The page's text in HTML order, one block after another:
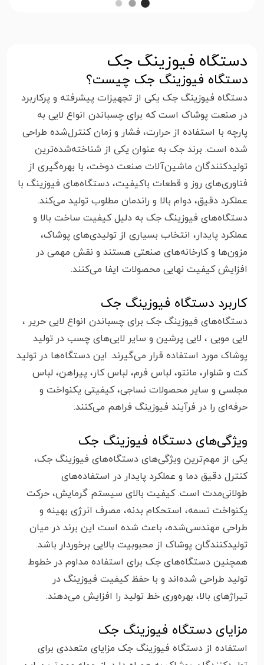
دستگاه فیوزینگ جک
دستگاه فیوزینگ جک چیست؟
دستگاه فیوزینگ جک یکی از تجهیزات پیشرفته و پرکاربرد
در صنعت پوشاک است که برای چسباندن انواع لایی به
پارچه با استفاده از حرارت، فشار و زمان کنترل‌شده طراحی
شده است. برند جک به عنوان یکی از شناخته‌شده‌ترین
تولیدکنندگان ماشین‌آلات صنعت دوخت، با بهره‌گیری از
فناوری‌های روز و قطعات باکیفیت، دستگاه‌های فیوزینگ با
عملکرد دقیق، دوام بالا و راندمان مطلوب تولید می‌کند.
دستگاه‌های فیوزینگ جک به دلیل کیفیت ساخت بالا و
عملکرد پایدار، انتخاب بسیاری از تولیدی‌های پوشاک،
مزون‌ها و کارخانه‌های صنعتی هستند و نقش مهمی در
افزایش کیفیت نهایی محصولات ایفا می‌کنند.
کاربرد دستگاه فیوزینگ جک
دستگاه‌های فیوزینگ جک برای چسباندن انواع لایی حریر ،
لایی مویی ، لایی پرشین و سایر لایی‌های چسب در تولید
پوشاک مورد استفاده قرار می‌گیرند. این دستگاه‌ها در تولید
کت و شلوار، مانتو، لباس فرم، لباس کار، پیراهن، لباس
مجلسی و سایر محصولات نساجی، کیفیتی یکنواخت و
حرفه‌ای را در فرآیند فیوزینگ فراهم می‌کنند.
ویژگی‌های دستگاه فیوزینگ جک
یکی از مهم‌ترین ویژگی‌های دستگاه‌های فیوزینگ جک،
کنترل دقیق دما و عملکرد پایدار در استفاده‌های
طولانی‌مدت است. کیفیت بالای سیستم گرمایش، حرکت
یکنواخت تسمه، استحکام بدنه، مصرف انرژی بهینه و
طراحی مهندسی‌شده، باعث شده است این برند در میان
تولیدکنندگان پوشاک از محبوبیت بالایی برخوردار باشد.
همچنین دستگاه‌های جک برای استفاده مداوم در خطوط
تولید طراحی شده‌اند و با حفظ کیفیت فیوزینگ در
تیراژهای بالا، بهره‌وری خط تولید را افزایش می‌دهند.
مزایای دستگاه فیوزینگ جک
استفاده از دستگاه فیوزینگ جک مزایای متعددی برای